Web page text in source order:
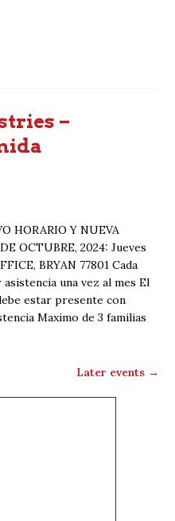
–
HORARIO Y NUEVA
OCTUBRE, 2024: Jueves
BRYAN 77801 Cada
una vez al mes El
estar presente con
Maximo de 3 familias
Later events →